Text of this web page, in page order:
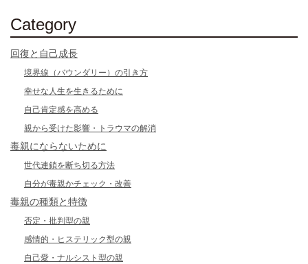
Category
回復と自己成長
境界線（バウンダリー）の引き方
幸せな人生を生きるために
自己肯定感を高める
親から受けた影響・トラウマの解消
毒親にならないために
世代連鎖を断ち切る方法
自分が毒親かチェック・改善
毒親の種類と特徴
否定・批判型の親
感情的・ヒステリック型の親
自己愛・ナルシスト型の親